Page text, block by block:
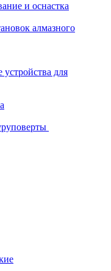
и оснастка
алмазного
для